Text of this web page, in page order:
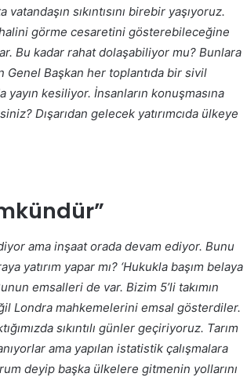
sıkıntısını birebir yaşıyoruz.
görme cesaretini gösterebileceğine
Bu kadar rahat dolaşabiliyor mu? Bunlara
Genel Başkan her toplantıda bir sivil
kesiliyor. İnsanların konuşmasına
Dışarıdan gelecek yatırımcıda ülkeye
ama inşaat orada devam ediyor. Bunu
yatırım yapar mı? ‘Hukukla başım belaya
emsalleri de var. Bizim 5’li takımın
Londra mahkemelerini emsal gösterdiler.
sıkıntılı günler geçiriyoruz. Tarım
ama yapılan istatistik çalışmalara
deyip başka ülkelere gitmenin yollarını